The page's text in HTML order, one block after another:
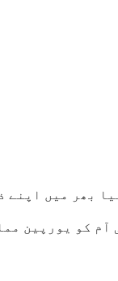
بھر میں
آم کو یورپین